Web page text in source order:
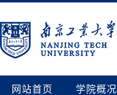
网站首页 学院概况